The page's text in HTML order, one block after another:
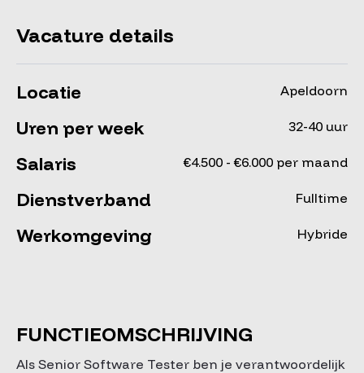
Vacature details
Locatie Apeldoorn
Uren per week 32-40 uur
Salaris €4.500 - €6.000 per maand
Dienstverband Fulltime
Werkomgeving Hybride
FUNCTIEOMSCHRIJVING
Als Senior Software Tester ben je verantwoordelijk